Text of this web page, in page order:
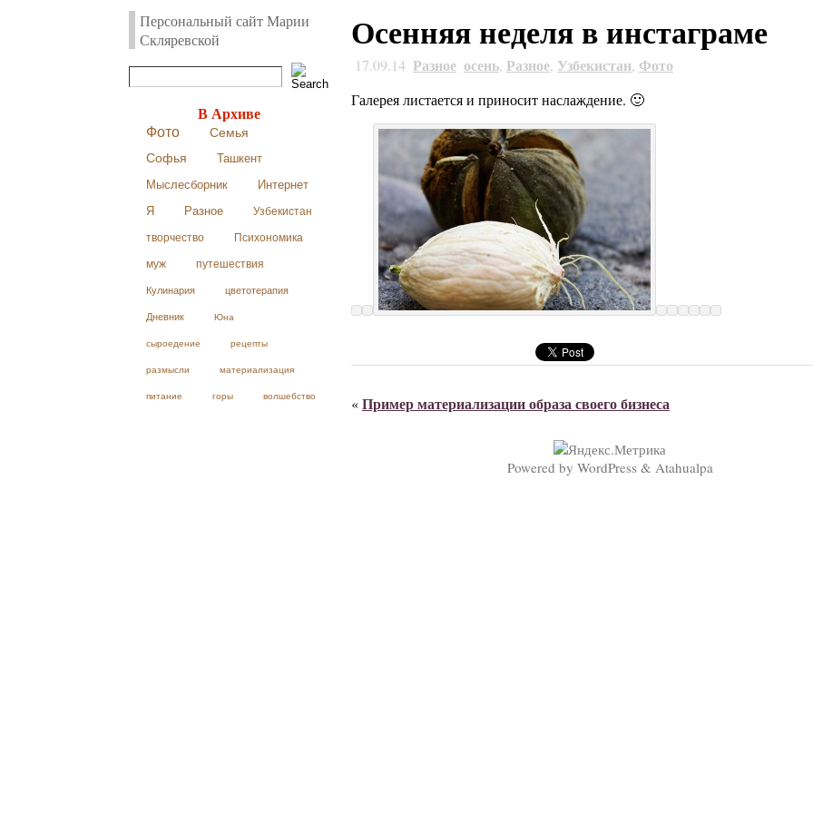
Персональный сайт Марии
Скляревской
В Архиве
Фото Семья
Софья
Ташкент
Мыслесборник
Интернет
Я Разное Узбекистан
творчество Психономика
муж путешествия
Кулинария цветотерапия
Дневник Юна
сыроедение рецепты
размысли материализация
питание горы волшебство
Осенняя неделя в инстаграме
17.09.14 Разное осень, Разное, Узбекистан, Фото
Галерея листается и приносит наслаждение. 🙂
«Пример материализации образа своего бизнеса
Powered by WordPress& Atahualpa